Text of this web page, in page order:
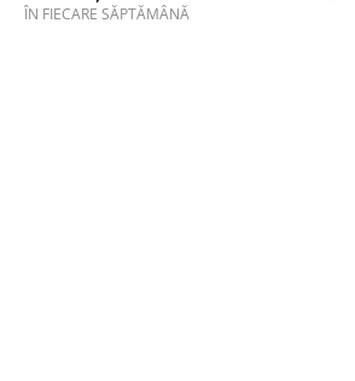
ÎN FIECARE SĂPTĂMÂNĂ